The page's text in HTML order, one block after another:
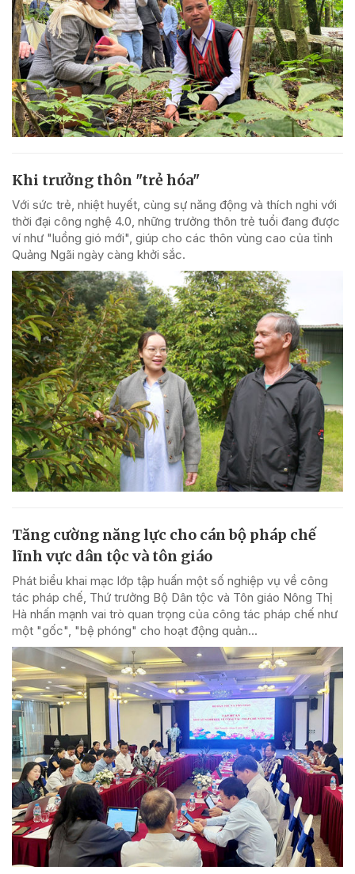
Khi trưởng thôn "trẻ hóa"
Với sức trẻ, nhiệt huyết, cùng sự năng động và thích nghi với
thời đại công nghệ 4.0, những trưởng thôn trẻ tuổi đang được
ví như "luồng gió mới", giúp cho các thôn vùng cao của tỉnh
Quảng Ngãi ngày càng khởi sắc.
Tăng cường năng lực cho cán bộ pháp chế
lĩnh vực dân tộc và tôn giáo
Phát biểu khai mạc lớp tập huấn một số nghiệp vụ về công
tác pháp chế, Thứ trưởng Bộ Dân tộc và Tôn giáo Nông Thị
Hà nhấn mạnh vai trò quan trọng của công tác pháp chế như
một "gốc", "bệ phóng" cho hoạt động quản...